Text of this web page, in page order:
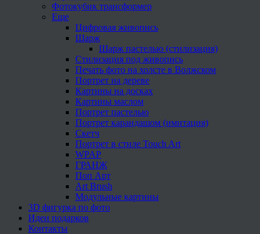
Фотокубик трансформер
Еще
Цифровая живопись
Шарж
Шарж пастелью (стилизация)
Стилизация под живопись
Печать фото на холсте в Волжском
Портрет на дереве
Картины на досках
Картины маслом
Портрет пастелью
Портрет карандашом (имитация)
Скетч
Портрет в стиле Touch Art
WPAP
ГРАНЖ
Поп Арт
Art Brush
Модульные картины
3D фигурка по фото
Идеи подарков
Контакты